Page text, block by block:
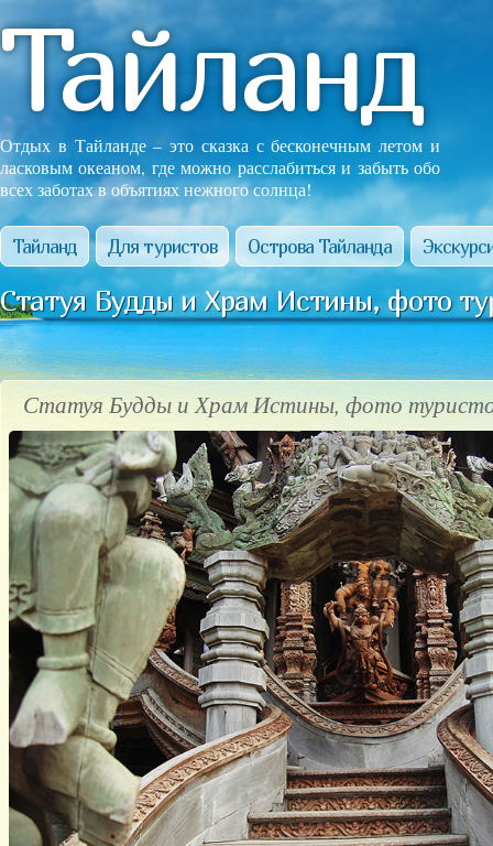
Тайланд
Отдых в Тайланде – это сказка с бесконечным летом и
ласковым океаном, где можно расслабиться и забыть обо
всех заботах в объятиях нежного солнца!
Тайланд Для туристов Острова Тайланда
Статуя Будды и Храм Истины, фото
Статуя Будды и Храм Истины, фото